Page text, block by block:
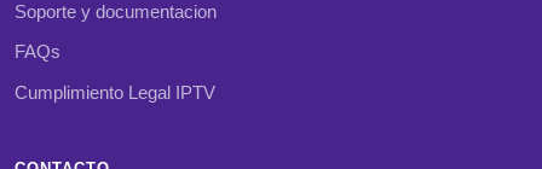
Soporte y documentacion
FAQs
Cumplimiento Legal IPTV